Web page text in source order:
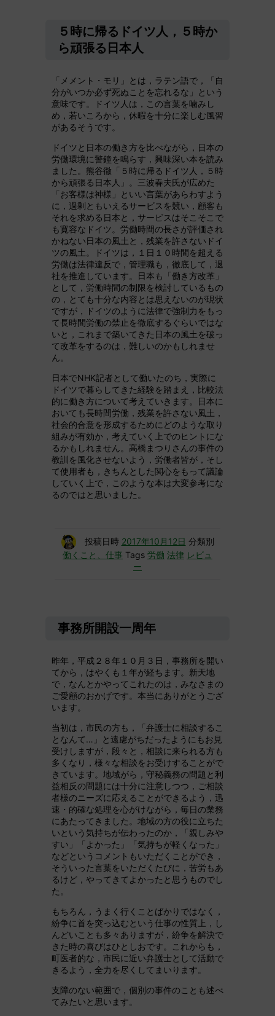
５時に帰るドイツ人，５時か
ら頑張る日本人
「メメント・モリ」とは，ラテン語で，「自
分がいつか必ず死ぬことを忘れるな」という
意味です。ドイツ人は，この言葉を噛みし
め，若いころから，休暇を十分に楽しむ風習
があるそうです。
ドイツと日本の働き方を比べながら，日本の
労働環境に警鐘を鳴らす，興味深い本を読み
ました。熊谷徹「５時に帰るドイツ人，５時
から頑張る日本人」。三波春夫氏が広めた
「お客様は神様」といい言葉があらわすよう
に，過剰ともいえるサービスを競い，顧客も
それを求める日本と，サービスはそこそこで
も寛容なドイツ。労働時間の長さが評価され
かねない日本の風土と，残業を許さないドイ
ツの風土。ドイツは，１日１０時間を超える
労働は法律違反で，管理職も，徹底して，退
社を推進しています。日本も「働き方改革」
として，労働時間の制限を検討しているもの
の，とても十分な内容とは思えないのが現状
ですが，ドイツのように法律で強制力をもっ
て長時間労働の禁止を徹底するぐらいではな
いと，これまで築いてきた日本の風土を破っ
て改革をするのは，難しいのかもしれませ
ん。
日本でNHK記者として働いたのち，実際に
ドイツで暮らしてきた経験を踏まえ，比較法
的に働き方について考えていきます。日本に
おいても長時間労働，残業を許さない風土，
社会的合意を形成するためにどのような取り
組みが有効か，考えていく上でのヒントにな
るかもしれません。高橋まつりさんの事件の
教訓を風化させないよう，労働者皆が，そし
て使用者も，きちんとした関心をもって議論
していく上で，このような本は大変参考にな
るのではと思いました。
投稿日時 2017年10月12日 分類別
働くこと、仕事 Tags 労働 法律 レビュ
ー
事務所開設一周年
昨年，平成２８年１０月３日，事務所を開い
てから，はやくも１年が経ちます。新天地
で，なんとかやってこれたのは，みなさまの
ご愛顧のおかげです。本当にありがとうござ
います。
当初は，市民の方も，「弁護士に相談するこ
となんて…」と遠慮がちだったようにもお見
受けしますが，段々と，相談に来られる方も
多くなり，様々な相談をお受けすることがで
きています。地域がら，守秘義務の問題と利
益相反の問題には十分に注意しつつ，ご相談
者様のニーズに応えることができるよう，迅
速・的確な処理を心がけながら，毎日の業務
にあたってきました。地域の方の役に立ちた
いという気持ちが伝わったのか，「親しみや
すい」「よかった」「気持ちが軽くなった」
などというコメントもいただくことができ，
そういった言葉をいただくたびに，苦労もあ
るけど，やってきてよかったと思うものでし
た。
もちろん，うまく行くことばかりではなく，
紛争に首を突っ込むという仕事の性質上，し
んどいことも多々ありますが，紛争を解決で
きた時の喜びはひとしおです。これからも，
町医者的な，市民に近い弁護士として活動で
きるよう，全力を尽くしてまいります。
支障のない範囲で，個別の事件のことも述べ
てみたいと思います。